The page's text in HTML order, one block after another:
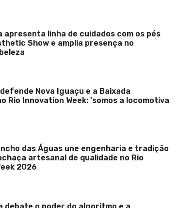
apresenta linha de cuidados com os pés
Show e amplia presença no
Nova Iguaçu e a Baixada
Rio Innovation Week: 'somos a locomotiva
das Águas une engenharia e tradição
artesanal de qualidade no Rio
2026
debate o poder do algoritmo e a